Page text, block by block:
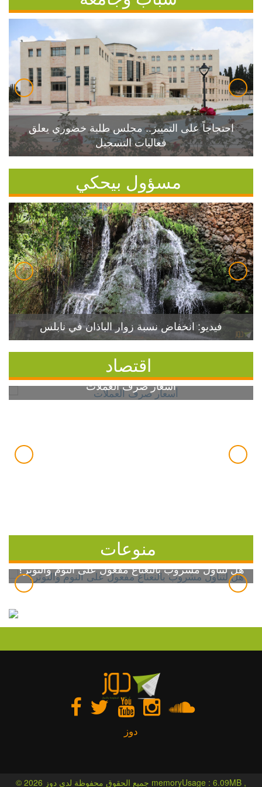
احتجاجاً على التمييز.. مجلس طلبة خضوري يعلق
فعاليات التسجيل
مسؤول بيحكي
فيديو: انخفاض نسبة زوار الباذان في نابلس
اقتصاد
أسعار صرف العملات
منوعات
هل لتناول مشروب بالنعناع مفعول على النوم والتوتر؟
دوز
© 2026 جميع الحقوق محفوظة لدى دوز memoryUsage : 6.09MB ,